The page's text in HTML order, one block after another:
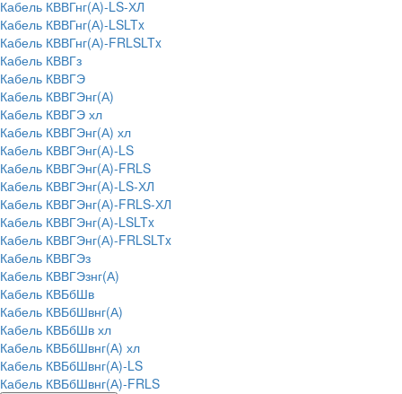
Кабель КВВГнг(А)-LS-ХЛ
Кабель КВВГнг(А)-LSLTx
Кабель КВВГнг(А)-FRLSLTx
Кабель КВВГз
Кабель КВВГЭ
Кабель КВВГЭнг(А)
Кабель КВВГЭ хл
Кабель КВВГЭнг(А) хл
Кабель КВВГЭнг(А)-LS
Кабель КВВГЭнг(А)-FRLS
Кабель КВВГЭнг(А)-LS-ХЛ
Кабель КВВГЭнг(А)-FRLS-ХЛ
Кабель КВВГЭнг(А)-LSLTx
Кабель КВВГЭнг(А)-FRLSLTx
Кабель КВВГЭз
Кабель КВВГЭзнг(А)
Кабель КВБбШв
Кабель КВБбШвнг(А)
Кабель КВБбШв хл
Кабель КВБбШвнг(А) хл
Кабель КВБбШвнг(А)-LS
Кабель КВБбШвнг(А)-FRLS